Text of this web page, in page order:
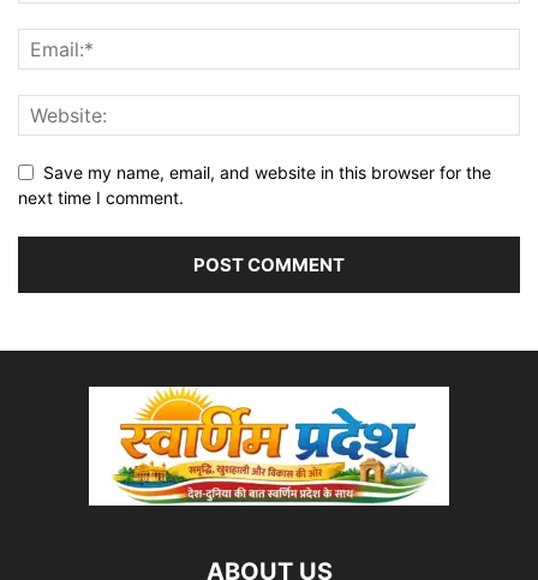
Save my name, email, and website in this browser for the
next time I comment.
ABOUT US